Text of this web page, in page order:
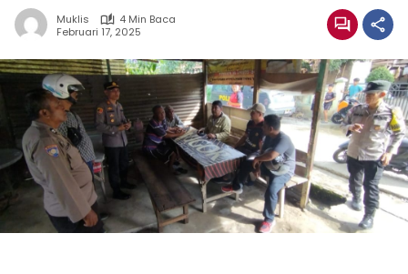
Muklis
4 Min Baca
Februari 17, 2025